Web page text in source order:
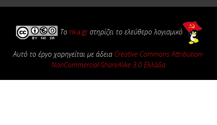
Το nka.gr στηρίζει το ελεύθερο λογισμικό
Αυτό το έργο χορηγείται με άδεια Creative Commons Attribution-
NonCommercial-ShareAlike 3.0 Ελλάδα